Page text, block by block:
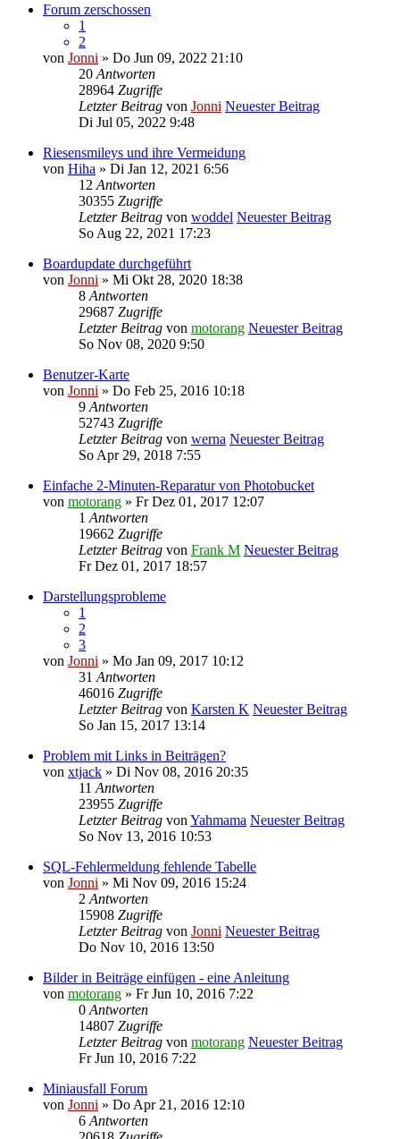
Forum zerschossen
1
2
von Jonni » Do Jun 09, 2022 21:10
20 Antworten
28964 Zugriffe
Letzter Beitrag von Jonni Neuester Beitrag
Di Jul 05, 2022 9:48
Riesensmileys und ihre Vermeidung
von Hiha » Di Jan 12, 2021 6:56
12 Antworten
30355 Zugriffe
Letzter Beitrag von woddel Neuester Beitrag
So Aug 22, 2021 17:23
Boardupdate durchgeführt
von Jonni » Mi Okt 28, 2020 18:38
8 Antworten
29687 Zugriffe
Letzter Beitrag von motorang Neuester Beitrag
So Nov 08, 2020 9:50
Benutzer-Karte
von Jonni » Do Feb 25, 2016 10:18
9 Antworten
52743 Zugriffe
Letzter Beitrag von werna Neuester Beitrag
So Apr 29, 2018 7:55
Einfache 2-Minuten-Reparatur von Photobucket
von motorang » Fr Dez 01, 2017 12:07
1 Antworten
19662 Zugriffe
Letzter Beitrag von Frank M Neuester Beitrag
Fr Dez 01, 2017 18:57
Darstellungsprobleme
1
2
3
von Jonni » Mo Jan 09, 2017 10:12
31 Antworten
46016 Zugriffe
Letzter Beitrag von Karsten K Neuester Beitrag
So Jan 15, 2017 13:14
Problem mit Links in Beiträgen?
von xtjack » Di Nov 08, 2016 20:35
11 Antworten
23955 Zugriffe
Letzter Beitrag von Yahmama Neuester Beitrag
So Nov 13, 2016 10:53
SQL-Fehlermeldung fehlende Tabelle
von Jonni » Mi Nov 09, 2016 15:24
2 Antworten
15908 Zugriffe
Letzter Beitrag von Jonni Neuester Beitrag
Do Nov 10, 2016 13:50
Bilder in Beiträge einfügen - eine Anleitung
von motorang » Fr Jun 10, 2016 7:22
0 Antworten
14807 Zugriffe
Letzter Beitrag von motorang Neuester Beitrag
Fr Jun 10, 2016 7:22
Miniausfall Forum
von Jonni » Do Apr 21, 2016 12:10
6 Antworten